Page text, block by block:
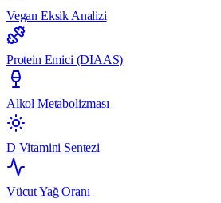
Vegan Eksik Analizi
Protein Emici (DIAAS)
Alkol Metabolizması
D Vitamini Sentezi
Vücut Yağ Oranı